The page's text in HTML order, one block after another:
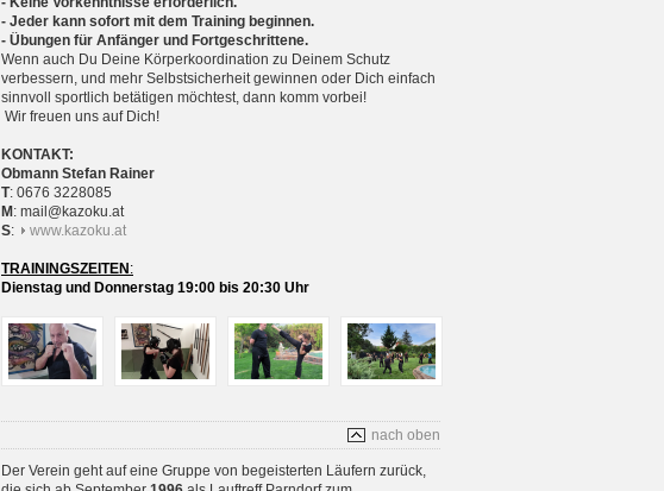
- Jeder kann sofort mit dem Training beginnen.
- Übungen für Anfänger und Fortgeschrittene.
Wenn auch Du Deine Körperkoordination zu Deinem Schutz
verbessern, und mehr Selbstsicherheit gewinnen oder Dich einfach
sinnvoll sportlich betätigen möchtest, dann komm vorbei!
Wir freuen uns auf Dich!
KONTAKT:
Obmann Stefan Rainer
T: 0676 3228085
M : mail@kazoku.at
S: www.kazoku.at
TRAININGSZEITEN :
Dienstag und Donnerstag 19:00 bis 20:30 Uhr
nach oben
Der Verein geht auf eine Gruppe von begeisterten Läufern zurück,